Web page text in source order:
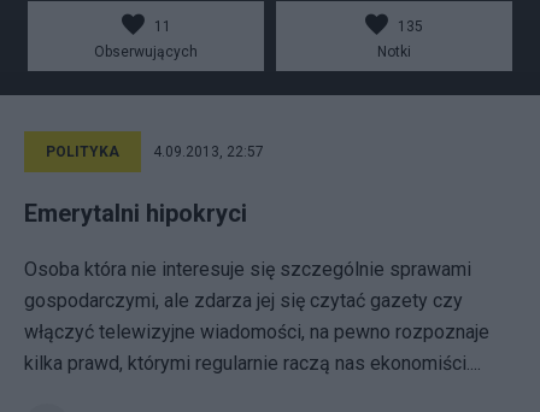
11
Obserwujących
135
Notki
POLITYKA 4.09.2013, 22:57
Emerytalni hipokryci
Osoba która nie interesuje się szczególnie sprawami
gospodarczymi, ale zdarza jej się czytać gazety czy
włączyć telewizyjne wiadomości, na pewno rozpoznaje
kilka prawd, którymi regularnie raczą nas ekonomiści....